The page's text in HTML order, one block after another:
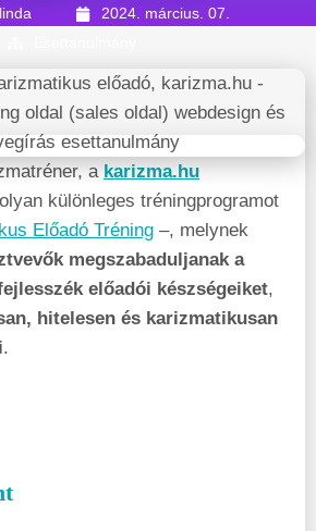
2024. március. 07.
a karizma.hu
különleges tréningprogramot
Előadó Tréning –, melynek
megszabaduljanak a
előadói készségeiket,
hitelesen és karizmatikusan
.